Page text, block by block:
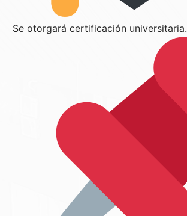
Se otorgará certificación universitaria.